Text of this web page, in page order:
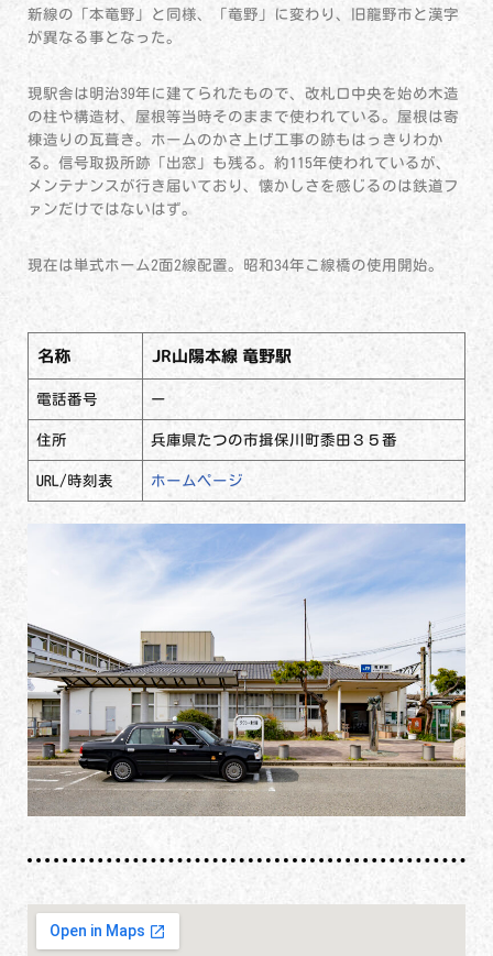
新線の「本竜野」と同様、「竜野」に変わり、旧龍野市と漢字
が異なる事となった。
現駅舎は明治39年に建てられたもので、改札口中央を始め木造
の柱や構造材、屋根等当時そのままで使われている。屋根は寄
棟造りの瓦葺き。ホームのかさ上げ工事の跡もはっきりわか
る。信号取扱所跡「出窓」も残る。約115年使われているが、
メンテナンスが行き届いており、懐かしさを感じるのは鉄道フ
ァンだけではないはず。
現在は単式ホーム2面2線配置。昭和34年こ線橋の使用開始。
名称 JR山陽本線 竜野駅
電話番号 ー
住所 兵庫県たつの市揖保川町黍田３５番
URL/時刻表 ホームページ